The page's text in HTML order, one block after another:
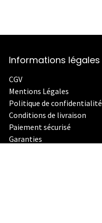
Informations légales
CGV
Mentions Légales
Politique de confidentialité
Conditions de livraison
Paiement sécurisé
Garanties